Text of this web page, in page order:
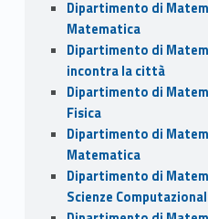
Dipartimento di
Matematica
Dipartimento di
incontra la città
Dipartimento di
Fisica
Dipartimento di
Matematica
Dipartimento di
Scienze